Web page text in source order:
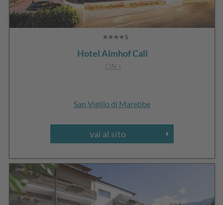
Hotel Almhof Call
CIN +
San Vigilio di Marebbe
vai al sito